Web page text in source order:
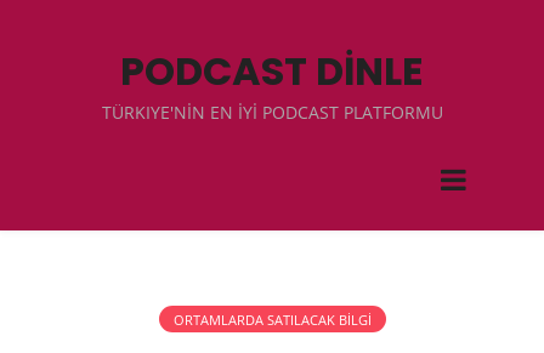
PODCAST DİNLE
TÜRKIYE'NİN EN İYİ PODCAST PLATFORMU
ORTAMLARDA SATILACAK BİLGİ